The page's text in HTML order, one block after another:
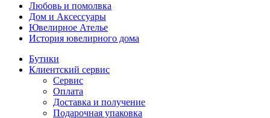
Любовь и помолвка
Дом и Аксессуары
Ювелирное Ателье
История ювелирного дома
Бутики
Клиентский сервис
Сервис
Оплата
Доставка и получение
Подарочная упаковка